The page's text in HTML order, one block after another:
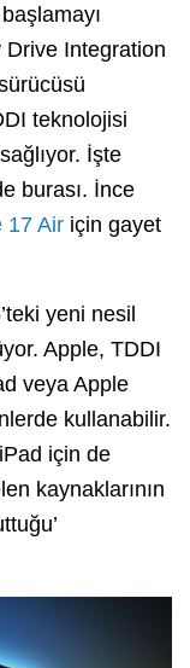
Drive Integration
teknolojisi
İşte
burası. İnce
17 Air için gayet
yeni nesil
Apple, TDDI
veya Apple
kullanabilir.
için de
kaynaklarının